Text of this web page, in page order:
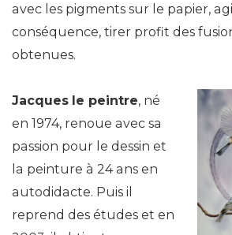
avec les pigments sur le papier,
conséquence, tirer profit des
obtenues.
Jacques le peintre, né
en 1974, renoue avec sa
passion pour le dessin et
la peinture à 24 ans en
autodidacte. Puis il
reprend des études et en